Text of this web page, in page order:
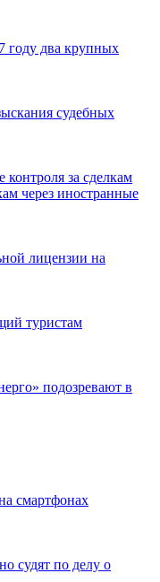
году два крупных
судебных
контроля за сделкам
через иностранные
лицензии на
туристам
подозревают в
смартфонах
судят по делу о